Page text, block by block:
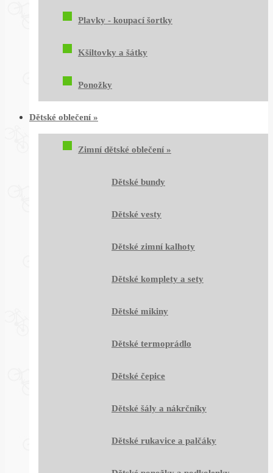
Plavky - koupací šortky
Kšiltovky a šátky
Ponožky
Dětské oblečení »
Zimní dětské oblečení »
Dětské bundy
Dětské vesty
Dětské zimní kalhoty
Dětské komplety a sety
Dětské mikiny
Dětské termoprádlo
Dětské čepice
Dětské šály a nákrčníky
Dětské rukavice a palčáky